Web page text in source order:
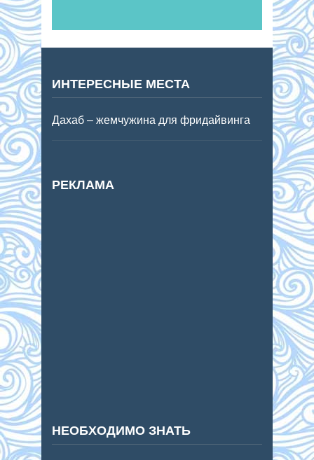
ИНТЕРЕСНЫЕ МЕСТА
Дахаб – жемчужина для фридайвинга
РЕКЛАМА
НЕОБХОДИМО ЗНАТЬ